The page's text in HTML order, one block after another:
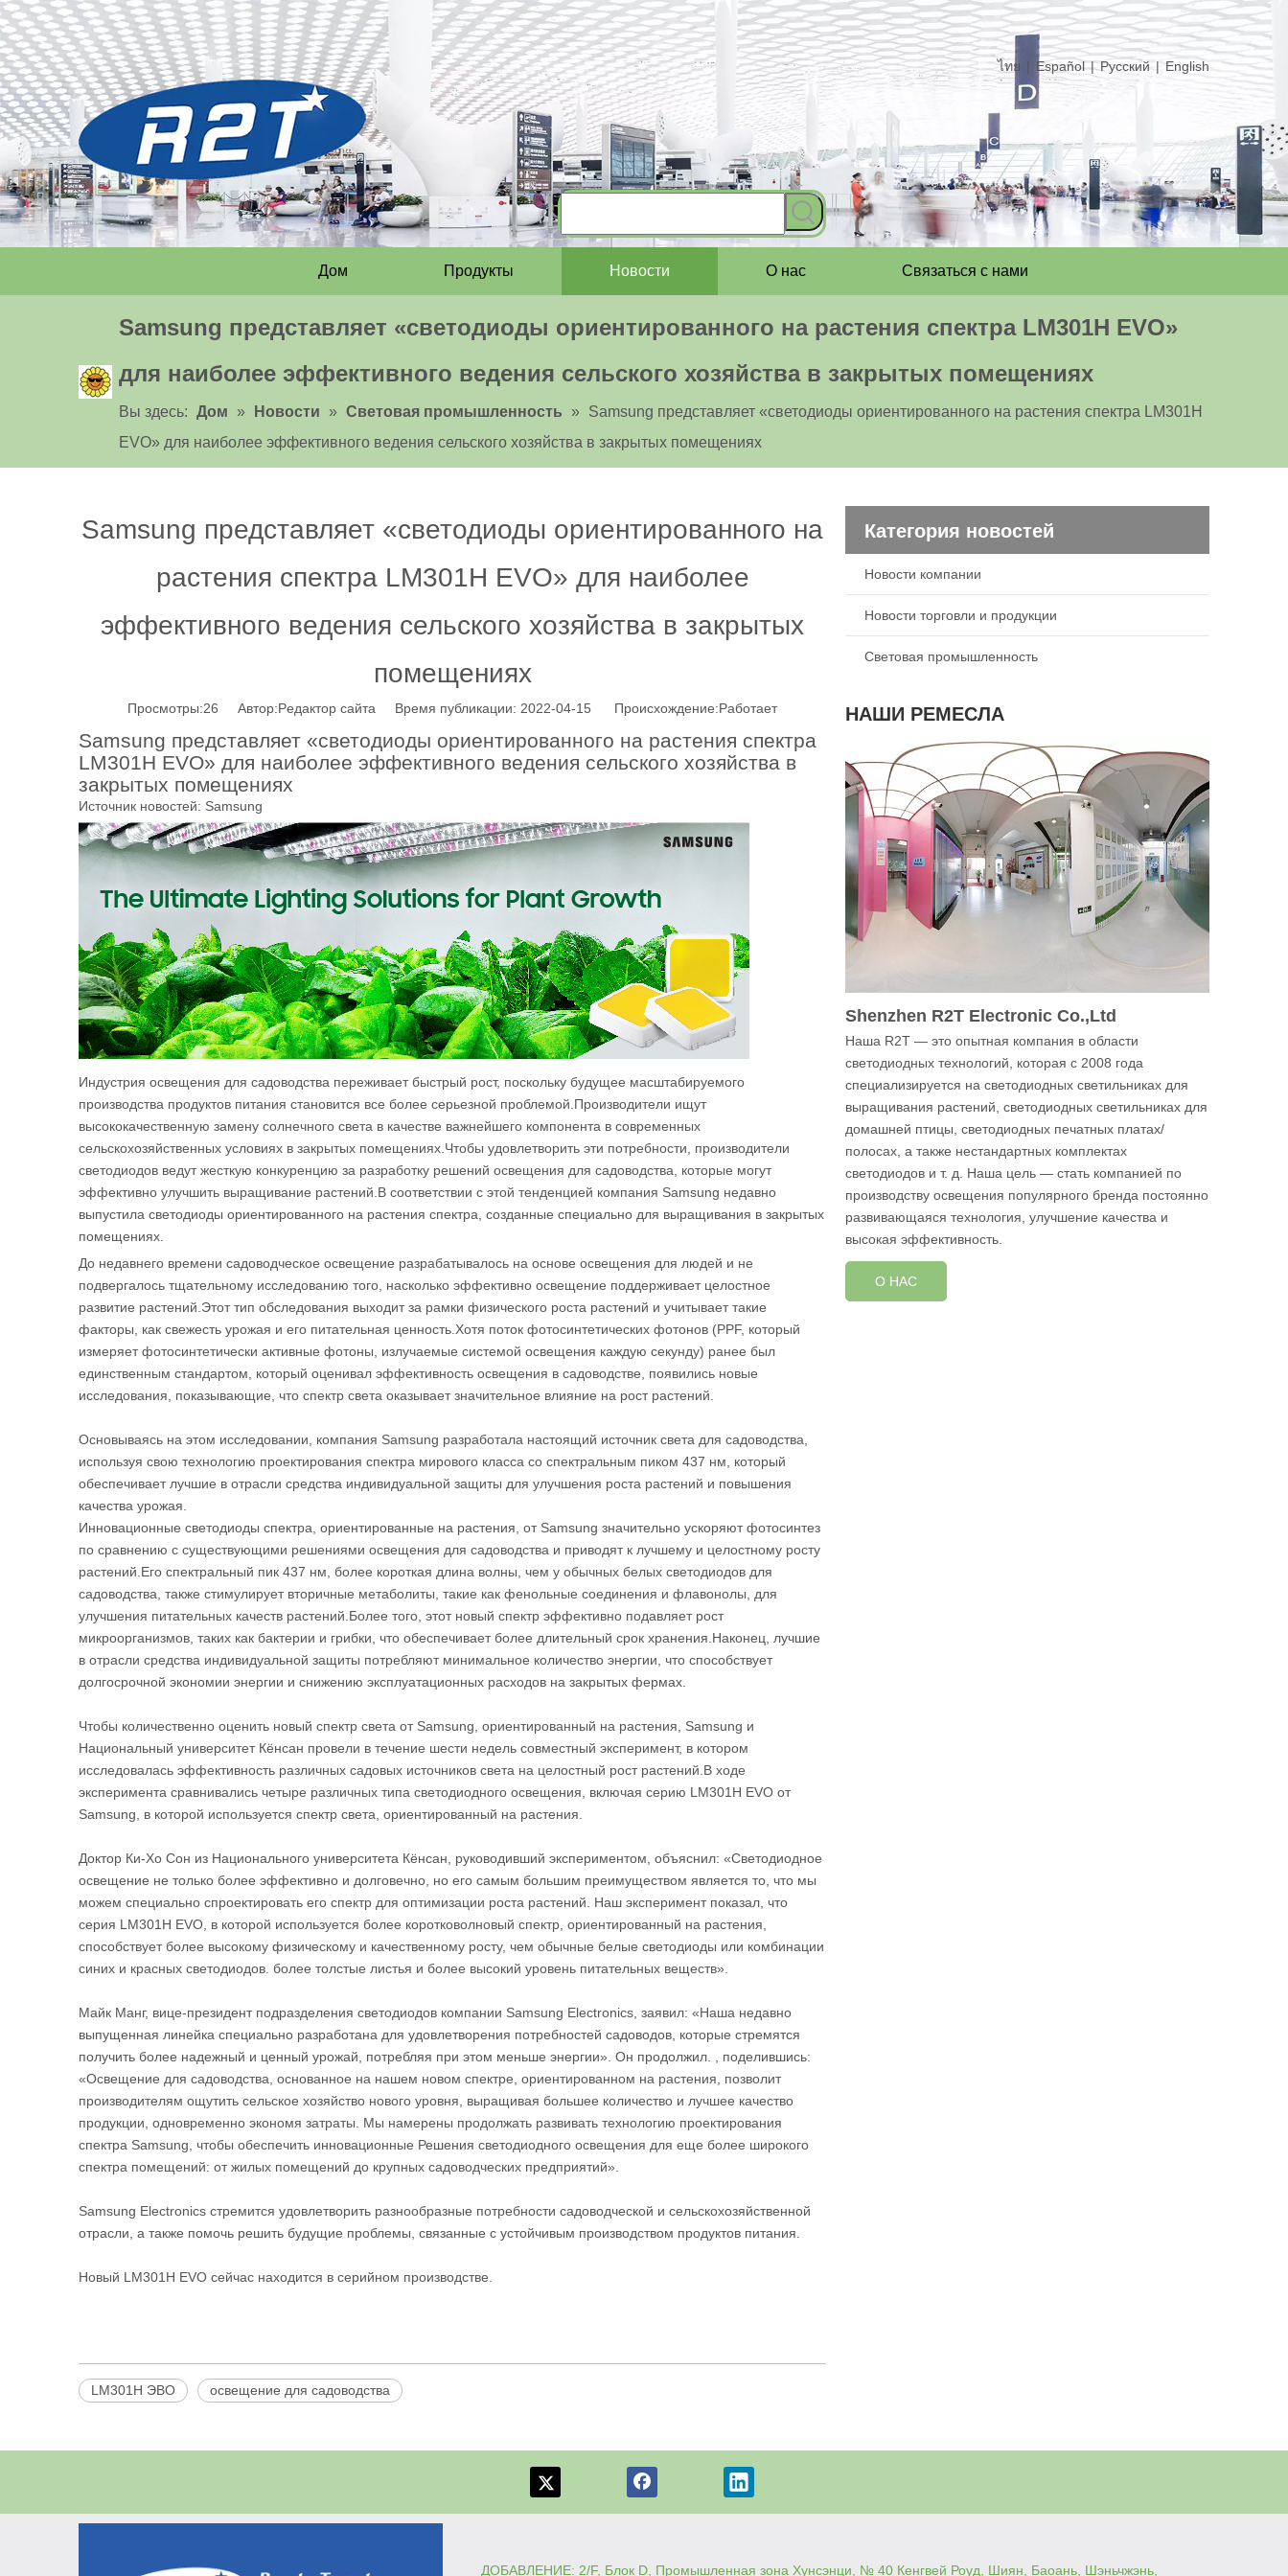
ไทย | Español | Pусский | English
Дом Продукты Новости О нас Связаться с нами
Samsung представляет «светодиоды ориентированного на растения спектра LM301H EVO»
для наиболее эффективного ведения сельского хозяйства в закрытых помещениях
Вы здесь: Дом » Новости » Световая промышленность » Samsung представляет «светодиоды ориентированного на растения спектра LM301H
EVO» для наиболее эффективного ведения сельского хозяйства в закрытых помещениях
Samsung представляет «светодиоды ориентированного на
растения спектра LM301H EVO» для наиболее
эффективного ведения сельского хозяйства в закрытых
помещениях
Просмотры:26 Автор:Pедактор сайта Время публикации: 2022-04-15 Происхождение:Работает
Samsung представляет «светодиоды ориентированного на растения спектра
LM301H EVO» для наиболее эффективного ведения сельского хозяйства в
закрытых помещениях
Источник новостей: Samsung
Индустрия освещения для садоводства переживает быстрый рост, поскольку будущее масштабируемого
производства продуктов питания становится все более серьезной проблемой.Производители ищут
высококачественную замену солнечного света в качестве важнейшего компонента в современных
сельскохозяйственных условиях в закрытых помещениях.Чтобы удовлетворить эти потребности, производители
светодиодов ведут жесткую конкуренцию за разработку решений освещения для садоводства, которые могут
эффективно улучшить выращивание растений.В соответствии с этой тенденцией компания Samsung недавно
выпустила светодиоды ориентированного на растения спектра, созданные специально для выращивания в закрытых
помещениях.
До недавнего времени садоводческое освещение разрабатывалось на основе освещения для людей и не
подвергалось тщательному исследованию того, насколько эффективно освещение поддерживает целостное
развитие растений.Этот тип обследования выходит за рамки физического роста растений и учитывает такие
факторы, как свежесть урожая и его питательная ценность.Хотя поток фотосинтетических фотонов (PPF, который
измеряет фотосинтетически активные фотоны, излучаемые системой освещения каждую секунду) ранее был
единственным стандартом, который оценивал эффективность освещения в садоводстве, появились новые
исследования, показывающие, что спектр света оказывает значительное влияние на рост растений.
Основываясь на этом исследовании, компания Samsung разработала настоящий источник света для садоводства,
используя свою технологию проектирования спектра мирового класса со спектральным пиком 437 нм, который
обеспечивает лучшие в отрасли средства индивидуальной защиты для улучшения роста растений и повышения
качества урожая.
Инновационные светодиоды спектра, ориентированные на растения, от Samsung значительно ускоряют фотосинтез
по сравнению с существующими решениями освещения для садоводства и приводят к лучшему и целостному росту
растений.Его спектральный пик 437 нм, более короткая длина волны, чем у обычных белых светодиодов для
садоводства, также стимулирует вторичные метаболиты, такие как фенольные соединения и флавонолы, для
улучшения питательных качеств растений.Более того, этот новый спектр эффективно подавляет рост
микроорганизмов, таких как бактерии и грибки, что обеспечивает более длительный срок хранения.Наконец, лучшие
в отрасли средства индивидуальной защиты потребляют минимальное количество энергии, что способствует
долгосрочной экономии энергии и снижению эксплуатационных расходов на закрытых фермах.
Чтобы количественно оценить новый спектр света от Samsung, ориентированный на растения, Samsung и
Национальный университет Кёнсан провели в течение шести недель совместный эксперимент, в котором
исследовалась эффективность различных садовых источников света на целостный рост растений.В ходе
эксперимента сравнивались четыре различных типа светодиодного освещения, включая серию LM301H EVO от
Samsung, в которой используется спектр света, ориентированный на растения.
Доктор Ки-Хо Сон из Национального университета Кёнсан, руководивший экспериментом, объяснил: «Светодиодное
освещение не только более эффективно и долговечно, но его самым большим преимуществом является то, что мы
можем специально спроектировать его спектр для оптимизации роста растений. Наш эксперимент показал, что
серия LM301H EVO, в которой используется более коротковолновый спектр, ориентированный на растения,
способствует более высокому физическому и качественному росту, чем обычные белые светодиоды или комбинации
синих и красных светодиодов. более толстые листья и более высокий уровень питательных веществ».
Майк Манг, вице-президент подразделения светодиодов компании Samsung Electronics, заявил: «Наша недавно
выпущенная линейка специально разработана для удовлетворения потребностей садоводов, которые стремятся
получить более надежный и ценный урожай, потребляя при этом меньше энергии». Он продолжил. , поделившись:
«Освещение для садоводства, основанное на нашем новом спектре, ориентированном на растения, позволит
производителям ощутить сельское хозяйство нового уровня, выращивая большее количество и лучшее качество
продукции, одновременно экономя затраты. Мы намерены продолжать развивать технологию проектирования
спектра Samsung, чтобы обеспечить инновационные Решения светодиодного освещения для еще более широкого
спектра помещений: от жилых помещений до крупных садоводческих предприятий».
Samsung Electronics стремится удовлетворить разнообразные потребности садоводческой и сельскохозяйственной
отрасли, а также помочь решить будущие проблемы, связанные с устойчивым производством продуктов питания.
Новый LM301H EVO сейчас находится в серийном производстве.
LM301H ЭВО освещение для садоводства
Категория новостей
Новости компании
Новости торговли и продукции
Световая промышленность
НАШИ РЕМЕСЛА
Shenzhen R2T Electronic Co.,Ltd
Наша R2T — это опытная компания в области
светодиодных технологий, которая с 2008 года
специализируется на светодиодных светильниках для
выращивания растений, светодиодных светильниках для
домашней птицы, светодиодных печатных платах/
полосах, а также нестандартных комплектах
светодиодов и т. д. Наша цель — стать компанией по
производству освещения популярного бренда постоянно
развивающаяся технология, улучшение качества и
высокая эффективность.
О НАС
ДОБАВЛЕНИЕ: 2/F, Блок D, Промышленная зона Хунсэнци, № 40 Кенгвей Роуд, Шиян, Баоань, Шэньчжэнь,